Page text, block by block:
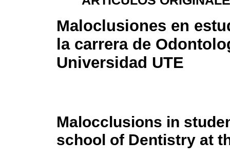
Maloclusiones en
la carrera de
Universidad UTE
Malocclusions in
school of Dentistry at